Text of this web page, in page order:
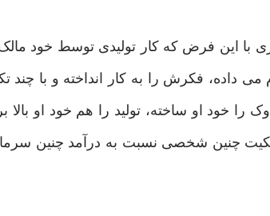
با این فرض که کار تولیدی توسط خود
داده، فکرش را به کار انداخته و با چند
خود او ساخته، تولید را هم خود او بالا
چنین شخصی نسبت به درآمد چنین